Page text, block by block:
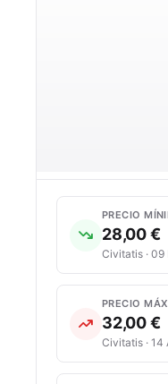
PRECIO
28,00 €
Civitatis · 09
PRECIO
32,00 €
Civitatis · 14